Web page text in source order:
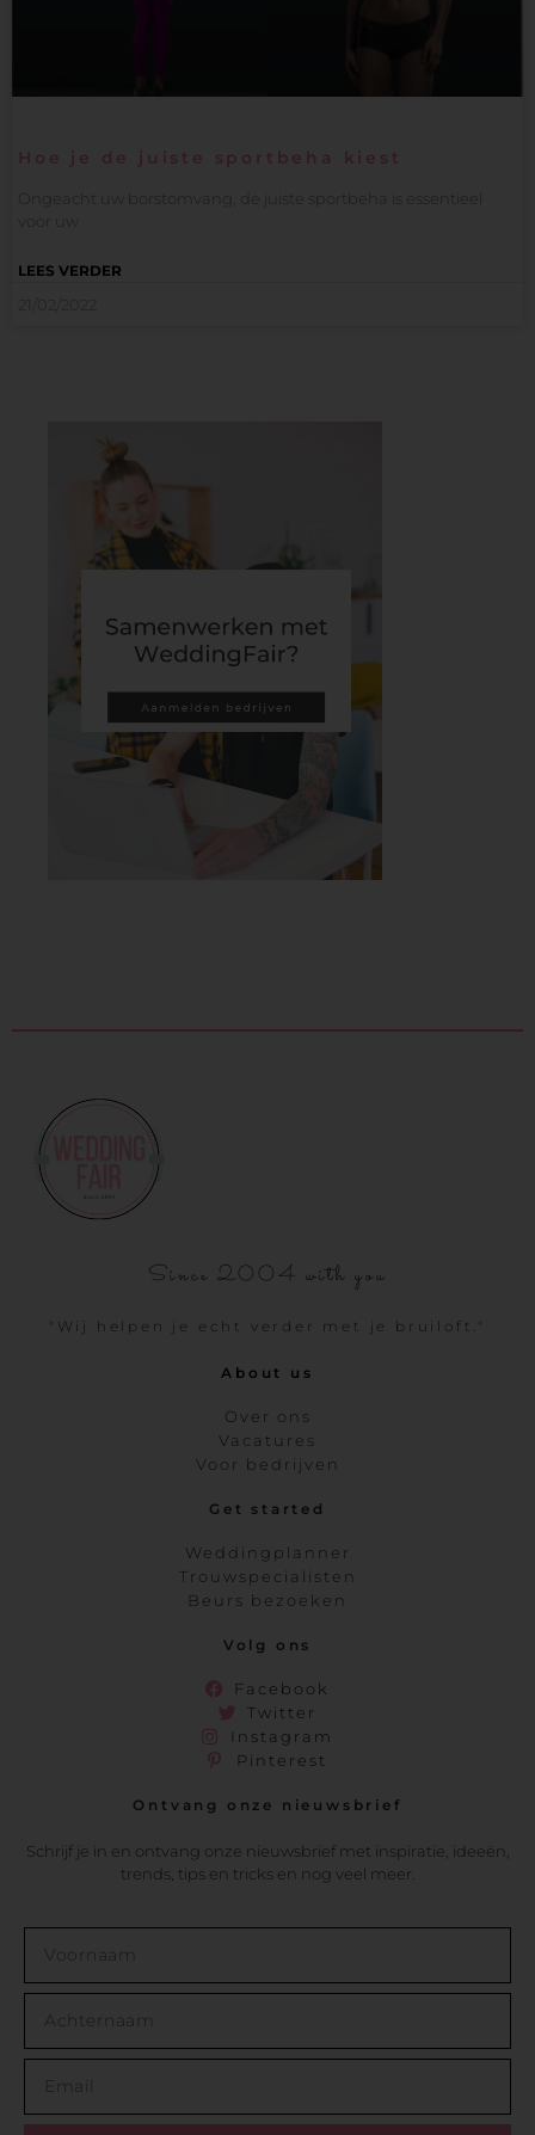
Hoe je de juiste sportbeha kiest
Ongeacht uw borstomvang, de juiste sportbeha is essentieel
voor uw
LEES VERDER
Since 2004 with you
"Wij helpen je echt verder met je bruiloft."
About us
Over ons
Vacatures
Voor bedrijven
Get started
Weddingplanner
Trouwspecialisten
Beurs bezoeken
Volg ons
Facebook
Twitter
Instagram
Pinterest
Ontvang onze nieuwsbrief
Schrijf je in en ontvang onze nieuwsbrief met inspiratie, ideeën,
trends, tips en tricks en nog veel meer.